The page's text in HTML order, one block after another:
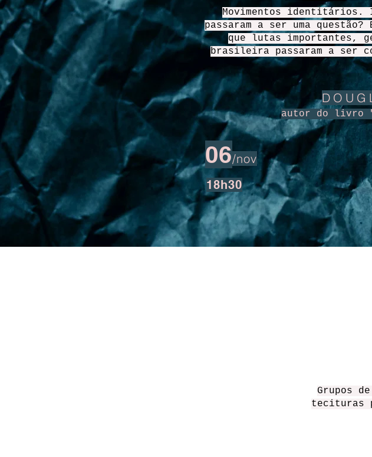
Movimentos identitários.
passaram a ser uma questão?
que lutas importantes,
brasileira passaram a ser
autor do livro
06/nov
18h30
Grupos
tecituras